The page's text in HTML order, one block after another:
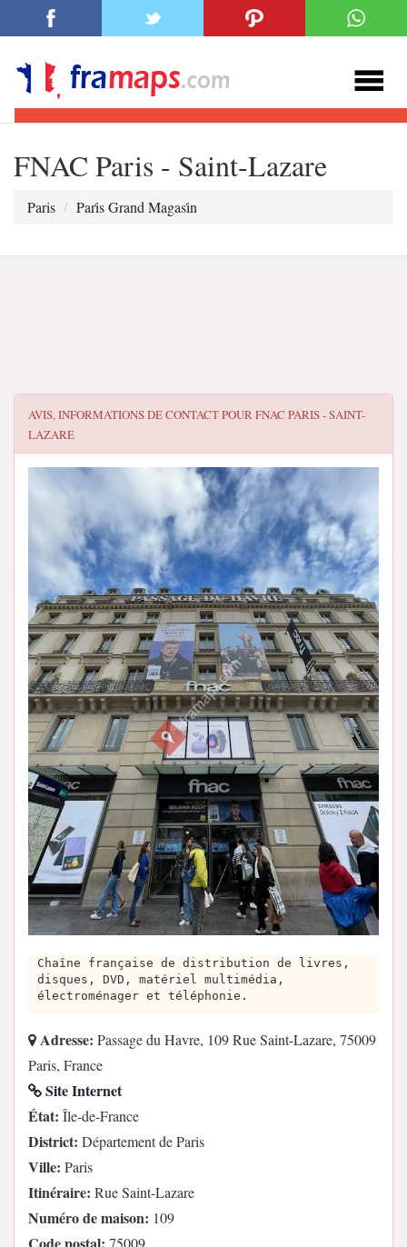
FNAC Paris - Saint-Lazare
Paris Pari̇s Grand Magasi̇n
AVIS, INFORMATIONS DE CONTACT POURFNAC PARIS - SAINT-
LAZARE
Chaîne française de distribution de livres,
disques, DVD, matériel multimédia,
électroménager et téléphonie.
Adresse: Passage du Havre, 109 Rue Saint-Lazare, 75009
Paris, France
Site Internet
État: Île-de-France
District: Département de Paris
Ville: Paris
Itinéraire: Rue Saint-Lazare
Numéro de maison: 109
Code postal: 75009